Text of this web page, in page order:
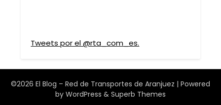
Tweets por el @rta_com_es.
©2026 El Blog – Red de Transportes de Aranjuez | Powered
by WordPress & Superb Themes